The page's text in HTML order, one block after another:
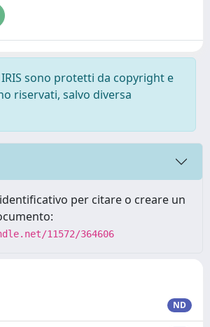
sono protetti da copyright e
riservati, salvo diversa
per citare o creare un
11572/364606
ND